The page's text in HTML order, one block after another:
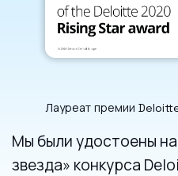
Лауреат премии
Мы были удостоены
звезда» конкурса